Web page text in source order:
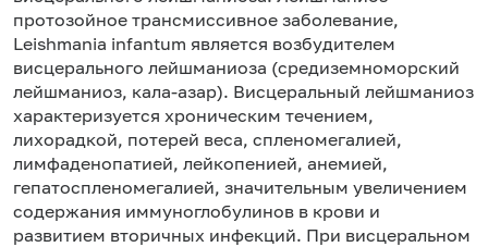
протозойное трансмиссивное заболевание,
Leishmania infantum является возбудителем
висцерального лейшманиоза (средиземноморский
лейшманиоз, кала-азар). Висцеральный лейшманиоз
характеризуется хроническим течением,
лихорадкой, потерей веса, спленомегалией,
лимфаденопатией, лейкопенией, анемией,
гепатоспленомегалией, значительным увеличением
содержания иммуноглобулинов в крови и
развитием вторичных инфекций. При висцеральном